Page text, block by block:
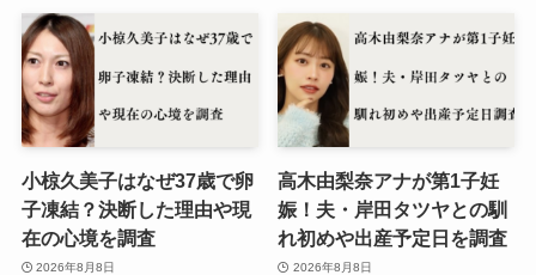
小椋久美子はなぜ37歳で卵
子凍結？決断した理由や現
在の心境を調査
2026年8月8日
高木由梨奈アナが第1子妊
娠！夫・岸田タツヤとの馴
れ初めや出産予定日を調査
2026年8月8日